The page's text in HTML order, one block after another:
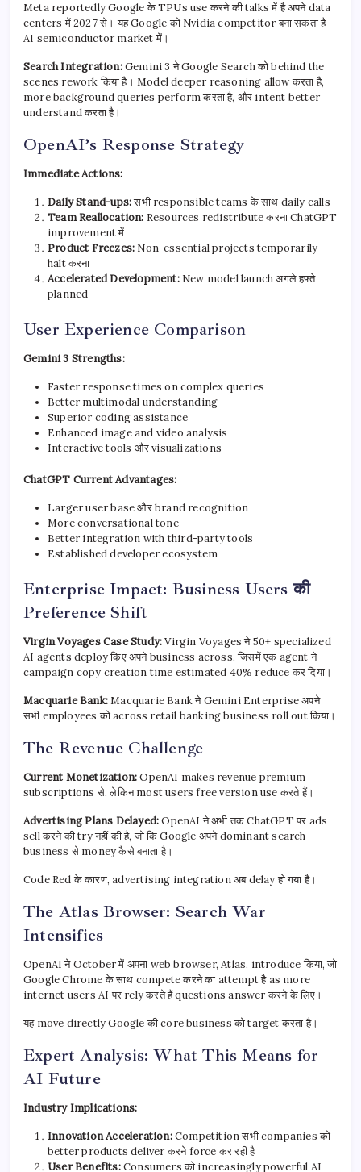
Meta reportedly Google के TPUs use करने की talks में है अपने data
centers में 2027 से। यह Google को Nvidia competitor बना सकता है
AI semiconductor market में।
Search Integration:Gemini 3 ने Google Search को behind the
scenes rework किया है। Model deeper reasoning allow करता है,
more background queries perform करता है, और intent better
understand करता है।
OpenAI’s Response Strategy
Immediate Actions:
Daily Stand-ups:सभी responsible teams के साथ daily calls
Team Reallocation: Resources redistribute करना ChatGPT
improvement में
Product Freezes: Non-essential projects temporarily
halt करना
Accelerated Development:New model launch अगले हफ्ते
planned
User Experience Comparison
Gemini 3 Strengths:
Faster response times on complex queries
Better multimodal understanding
Superior coding assistance
Enhanced image and video analysis
Interactive tools और visualizations
ChatGPT Current Advantages:
Larger user base और brand recognition
More conversational tone
Better integration with third-party tools
Established developer ecosystem
Enterprise Impact: Business Users की
Preference Shift
Virgin Voyages Case Study:Virgin Voyages ने 50+ specialized
AI agents deploy किए अपने business across, जिसमें एक agent ने
campaign copy creation time estimated 40% reduce कर दिया।
Macquarie Bank:Macquarie Bank ने Gemini Enterprise अपने
सभी employees को across retail banking business roll out किया।
The Revenue Challenge
Current Monetization:OpenAI makes revenue premium
subscriptions से, लेकिन most users free version use करते हैं।
Advertising Plans Delayed:OpenAI ने अभी तक ChatGPT पर ads
sell करने की try नहीं की है, जो कि Google अपने dominant search
business से money कैसे बनाता है।
Code Red के कारण, advertising integration अब delay हो गया है।
The Atlas Browser: Search War
Intensifies
OpenAI ने October में अपना web browser, Atlas, introduce किया, जो
Google Chrome के साथ compete करने का attempt है as more
internet users AI पर rely करते हैं questions answer करने के लिए।
यह move directly Google की core business को target करता है।
Expert Analysis: What This Means for
AI Future
Industry Implications:
Innovation Acceleration:Competition सभी companies को
better products deliver करने force कर रही है
User Benefits:Consumers को increasingly powerful AI